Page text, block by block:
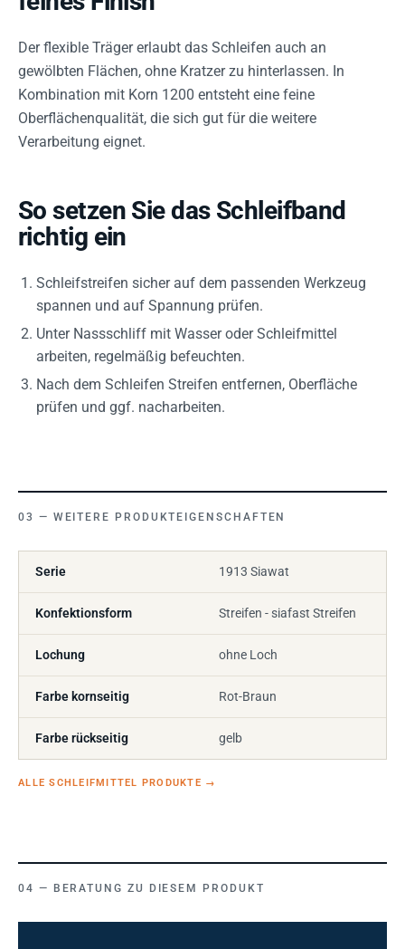
Der flexible Träger erlaubt das Schleifen auch an
gewölbten Flächen, ohne Kratzer zu hinterlassen. In
Kombination mit Korn 1200 entsteht eine feine
Oberflächenqualität, die sich gut für die weitere
Verarbeitung eignet.
So setzen Sie das Schleifband
richtig ein
Schleifstreifen sicher auf dem passenden Werkzeug
spannen und auf Spannung prüfen.
Unter Nassschliff mit Wasser oder Schleifmittel
arbeiten, regelmäßig befeuchten.
Nach dem Schleifen Streifen entfernen, Oberfläche
prüfen und ggf. nacharbeiten.
WEITERE PRODUKTEIGENSCHAFTEN
Serie 1913 Siawat
Konfektionsform Streifen - siafast Streifen
Lochung ohne Loch
Farbe kornseitig Rot-Braun
Farbe rückseitig gelb
ALLE SCHLEIFMITTEL PRODUKTE →
BERATUNG ZU DIESEM PRODUKT